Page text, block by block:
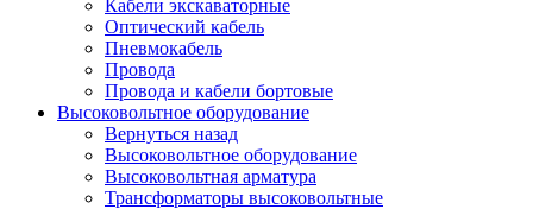
Кабели экскаваторные
Оптический кабель
Пневмокабель
Провода
Провода и кабели бортовые
Высоковольтное оборудование
Вернуться назад
Высоковольтное оборудование
Высоковольтная арматура
Трансформаторы высоковольтные